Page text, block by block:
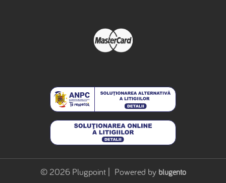
© 2026 Plugpoint | Powered by blugento